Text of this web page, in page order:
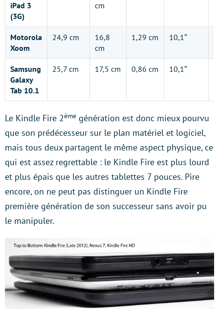
iPad 3
(3G)
cm
Motorola
Xoom
24,9 cm
16,8
cm
1,29 cm 10,1″
Samsung
Galaxy
Tab 10.1
25,7 cm 17,5 cm 0,86 cm 10,1″
Le Kindle Fire 2ème génération est donc mieux pourvu
que son prédécesseur sur le plan matériel et logiciel,
mais tous deux partagent le même aspect physique, ce
qui est assez regrettable : le Kindle Fire est plus lourd
et plus épais que les autres tablettes 7 pouces. Pire
encore, on ne peut pas distinguer un Kindle Fire
première génération de son successeur sans avoir pu
le manipuler.